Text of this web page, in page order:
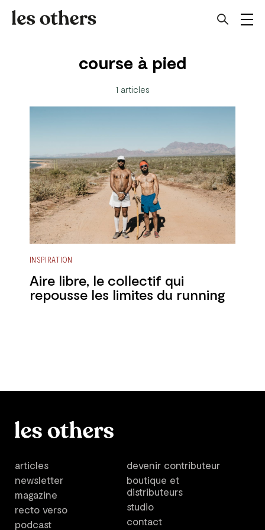
course à pied
1 articles
INSPIRATION
Aire libre, le collectif qui
repousse les limites du running
articles
newsletter
magazine
recto verso
podcast
devenir contributeur
boutique et
distributeurs
studio
contact